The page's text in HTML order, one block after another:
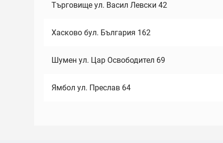
Търговище ул. Васил Левски 42
Хасково бул. България 162
Шумен ул. Цар Освободител 69
Ямбол ул. Преслав 64